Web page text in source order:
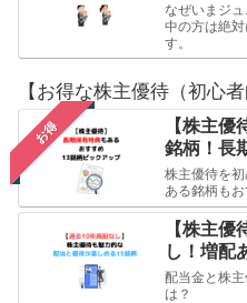
なぜいまジ
中の方は絶
す。
【お得な株主優待（初心者
お得
【株主
銘柄！長
株主優待を
ある銘柄も
【株主
し！増配
配当金と株
は？